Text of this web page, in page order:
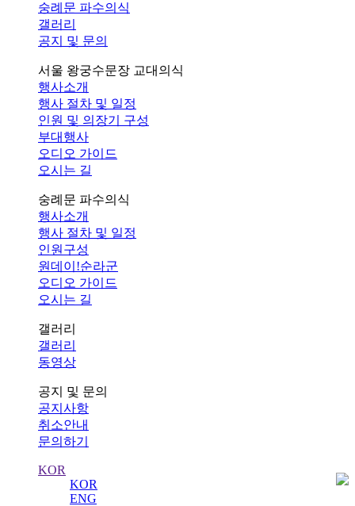
숭례문 파수의식
갤러리
공지 및 문의
서울 왕궁수문장 교대의식
행사소개
행사 절차 및 일정
인원 및 의장기 구성
부대행사
오디오 가이드
오시는 길
숭례문 파수의식
행사소개
행사 절차 및 일정
인원구성
원데이!순라군
오디오 가이드
오시는 길
갤러리
갤러리
동영상
공지 및 문의
공지사항
취소안내
문의하기
KOR
KOR
ENG